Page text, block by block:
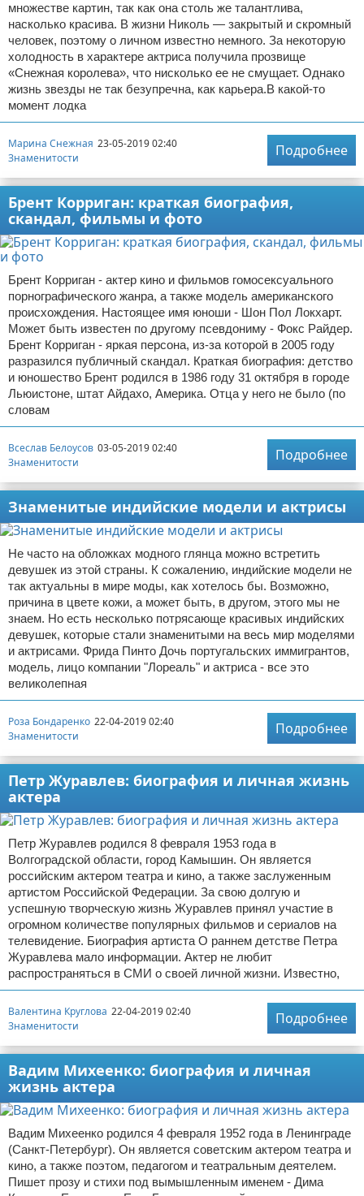
множестве картин, так как она столь же талантлива,
насколько красива. В жизни Николь — закрытый и скромный
человек, поэтому о личном известно немного. За некоторую
холодность в характере актриса получила прозвище
«Снежная королева», что нисколько ее не смущает. Однако
жизнь звезды не так безупречна, как карьера.В какой-то
момент лодка
Марина Снежная 23-05-2019 02:40
Знаменитости
Подробнее
Брент Корриган: краткая биография,
скандал, фильмы и фото
Брент Корриган - актер кино и фильмов гомосексуального
порнографического жанра, а также модель американского
происхождения. Настоящее имя юноши - Шон Пол Локхарт.
Может быть известен по другому псевдониму - Фокс Райдер.
Брент Корриган - яркая персона, из-за которой в 2005 году
разразился публичный скандал. Краткая биография: детство
и юношество Брент родился в 1986 году 31 октября в городе
Льюистоне, штат Айдахо, Америка. Отца у него не было (по
словам
Всеслав Белоусов 03-05-2019 02:40
Знаменитости
Подробнее
Знаменитые индийские модели и актрисы
Не часто на обложках модного глянца можно встретить
девушек из этой страны. К сожалению, индийские модели не
так актуальны в мире моды, как хотелось бы. Возможно,
причина в цвете кожи, а может быть, в другом, этого мы не
знаем. Но есть несколько потрясающе красивых индийских
девушек, которые стали знаменитыми на весь мир моделями
и актрисами. Фрида Пинто Дочь португальских иммигрантов,
модель, лицо компании "Лореаль" и актриса - все это
великолепная
Роза Бондаренко 22-04-2019 02:40
Знаменитости
Подробнее
Петр Журавлев: биография и личная жизнь
актера
Петр Журавлев родился 8 февраля 1953 года в
Волгоградской области, город Камышин. Он является
российским актером театра и кино, а также заслуженным
артистом Российской Федерации. За свою долгую и
успешную творческую жизнь Журавлев принял участие в
огромном количестве популярных фильмов и сериалов на
телевидение. Биография артиста О раннем детстве Петра
Журавлева мало информации. Актер не любит
распространяться в СМИ о своей личной жизни. Известно,
Валентина Круглова 22-04-2019 02:40
Знаменитости
Подробнее
Вадим Михеенко: биография и личная
жизнь актера
Вадим Михеенко родился 4 февраля 1952 года в Ленинграде
(Санкт-Петербург). Он является советским актером театра и
кино, а также поэтом, педагогом и театральным деятелем.
Пишет прозу и стихи под вымышленным именем - Дима